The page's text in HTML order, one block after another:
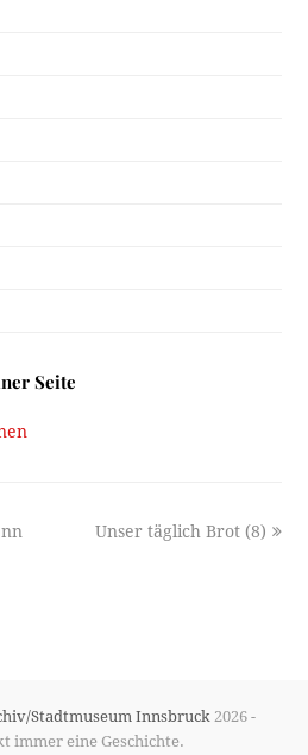
Seite
next
Unser täglich Brot (8)
Stadtmuseum Innsbruck 2026 -
immer eine Geschichte.